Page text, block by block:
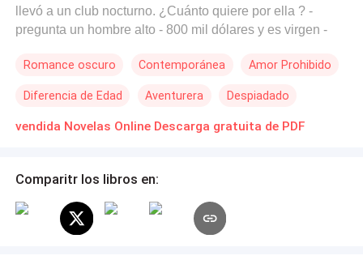
llevó a un club nocturno. ¿Cuánto quiere por ella ? -
pregunta un hombre alto - 800 mil dólares y es virgen -
en las manos de Gael, un hombre frío y sin corazón.
pensar que ella poco a poco iba a cautivar su corazón.
Pero al causarle tanto daño, Gael no sabe si ella en
Romance oscuro Contemporánea Amor Prohibido
Diferencia de Edad Aventurera Despiadado
vendida Novelas Online Descarga gratuita de PDF
Comparitr los libros en: